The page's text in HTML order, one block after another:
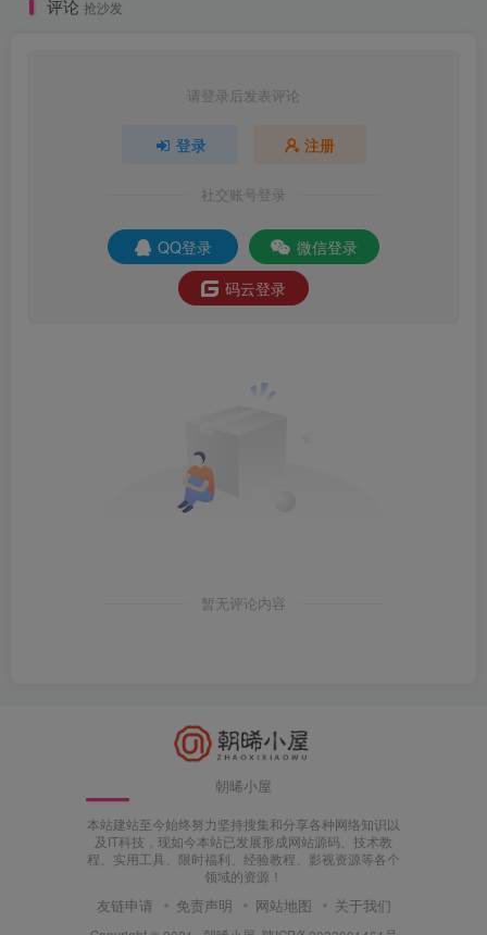
评论 抢沙发
请登录后发表评论
登录 注册
社交账号登录
QQ登录
微信登录
码云登录
暂无评论内容
朝晞小屋
本站建站至今始终努力坚持搜集和分享各种网络知识以
及IT科技，现如今本站已发展形成网站源码、技术教
程、实用工具、限时福利、经验教程、影视资源等各个
领域的资源！
友链申请 免责声明 网站地图 关于我们